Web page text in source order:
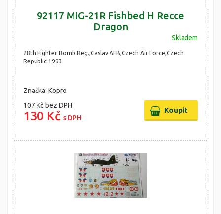
92117 MIG-21R Fishbed H Recce
Dragon
Skladem
28th Fighter Bomb.Reg.,Caslav AFB,Czech Air Force,Czech
Republic 1993
Značka: Kopro
107 Kč bez DPH
130 Kč s DPH